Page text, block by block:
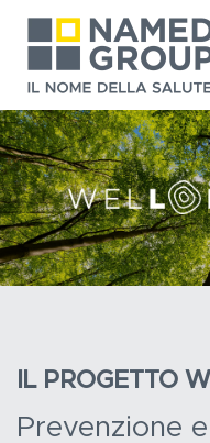
Skip to main
IL PROGETTO
Prevenzione